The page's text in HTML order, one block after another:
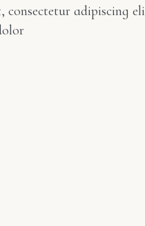
consectetur adipiscing